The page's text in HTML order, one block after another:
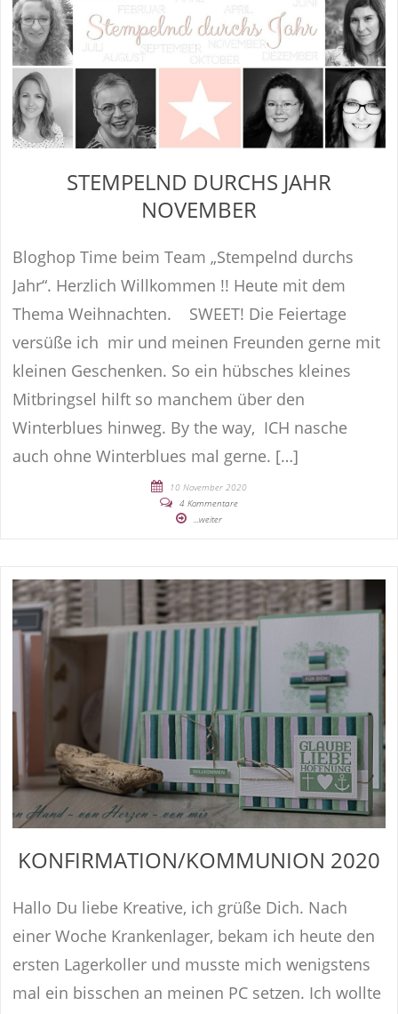
STEMPELND DURCHS JAHR
NOVEMBER
Bloghop Time beim Team „Stempelnd durchs
Jahr“. Herzlich Willkommen !! Heute mit dem
Thema Weihnachten. SWEET! Die Feiertage
versüße ich mir und meinen Freunden gerne mit
kleinen Geschenken. So ein hübsches kleines
Mitbringsel hilft so manchem über den
Winterblues hinweg. By the way, ICH nasche
auch ohne Winterblues mal gerne. […]
10 November 2020
4 Kommentare
...weiter
KONFIRMATION/KOMMUNION 2020
Hallo Du liebe Kreative, ich grüße Dich. Nach
einer Woche Krankenlager, bekam ich heute den
ersten Lagerkoller und musste mich wenigstens
mal ein bisschen an meinen PC setzen. Ich wollte